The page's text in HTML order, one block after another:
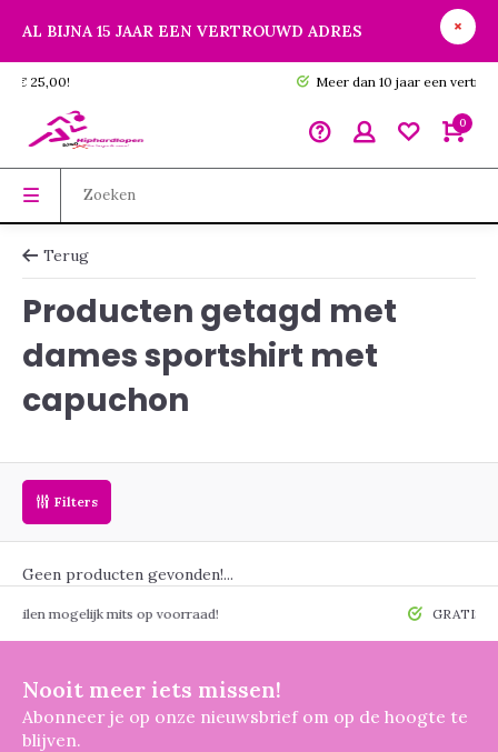
AL BIJNA 15 JAAR EEN VERTROUWD ADRES
GRATIS verzending vanaf € 25,00!
0
Terug
Producten getagd met
dames sportshirt met
capuchon
Filters
Geen producten gevonden!...
mits op voorraad! GRATIS
Nooit meer iets missen!
Abonneer je op onze nieuwsbrief om op de hoogte te
blijven.